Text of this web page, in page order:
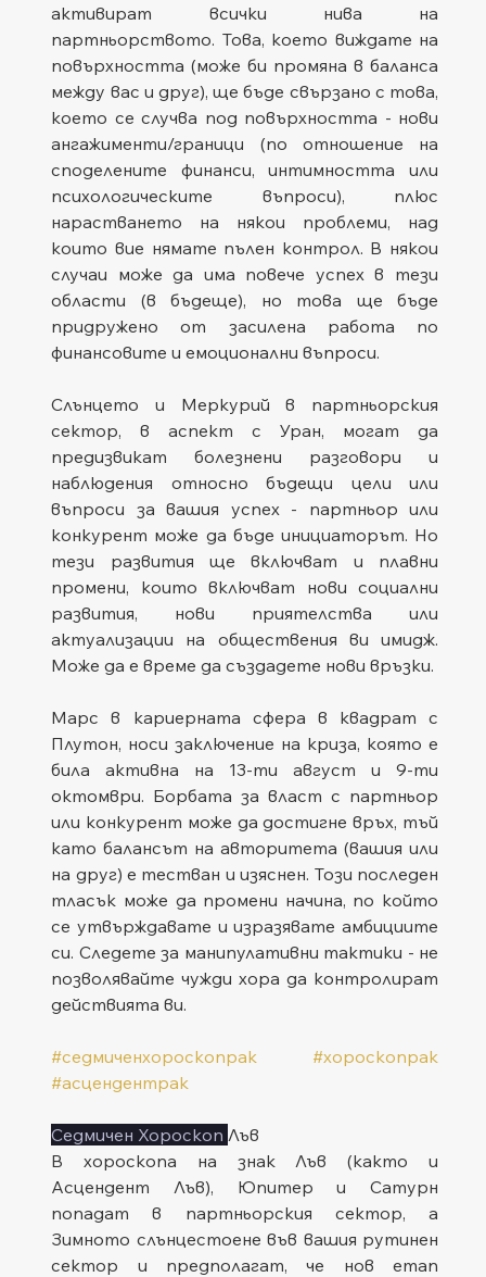
активират всички нива на
партньорството. Това, което виждате на
повърхността (може би промяна в баланса
между вас и друг), ще бъде свързано с това,
което се случва под повърхността - нови
ангажименти/граници (по отношение на
споделените финанси, интимността или
психологическите въпроси), плюс
нарастването на някои проблеми, над
които вие нямате пълен контрол. В някои
случаи може да има повече успех в тези
области (в бъдеще), но това ще бъде
придружено от засилена работа по
финансовите и емоционални въпроси.
Слънцето и Меркурий в партньорския
сектор, в аспект с Уран, могат да
предизвикат болезнени разговори и
наблюдения относно бъдещи цели или
въпроси за вашия успех - партньор или
конкурент може да бъде инициаторът. Но
тези развития ще включват и плавни
промени, които включват нови социални
развития, нови приятелства или
актуализации на обществения ви имидж.
Може да е време да създадете нови връзки.
Марс в кариерната сфера в квадрат с
Плутон, носи заключение на криза, която е
била активна на 13-ти август и 9-ти
октомври. Борбата за власт с партньор
или конкурент може да достигне връх, тъй
като балансът на авторитета (вашия или
на друг) е тестван и изяснен. Този последен
тласък може да промени начина, по който
се утвърждавате и изразявате амбициите
си. Следете за манипулативни тактики - не
позволявайте чужди хора да контролират
действията ви.
#седмиченхороскопрак
#хороскопрак
#асцендентрак
Седмичен Хороскоп Лъв
В хороскопа на знак Лъв (както и
Асцендент Лъв), Юпитер и Сатурн
попадат в партньорския сектор, а
Зимното слънцестоене във вашия рутинен
сектор и предполагат, че нов етап